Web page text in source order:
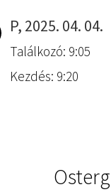
P, 2025. 04. 04.
Találkozó: 9:05
Kezdés: 9:20